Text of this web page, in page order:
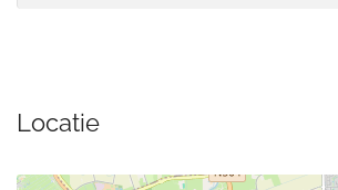
Locatie